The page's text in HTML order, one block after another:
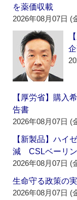
を薬価収載
2026年08月07日 (
【厚労省】購入
告書
2026年08月07日 (
【新製品】ハイ
減 CSLベーリ
2026年08月07日 (
生命守る政策の
2026年08月07日 (